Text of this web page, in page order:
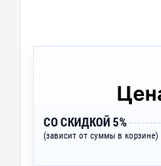
СО СКИДКОЙ 5%
(зависит от суммы в корзине)